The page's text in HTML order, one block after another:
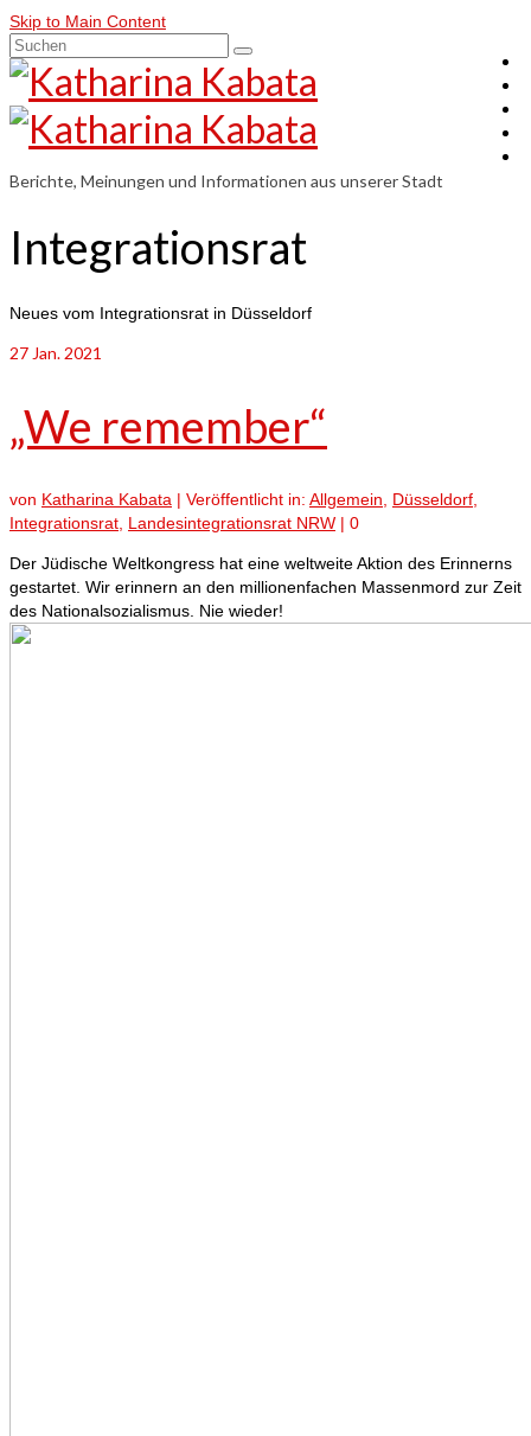
Skip to Main Content
Suchen
nach:
Berichte, Meinungen und Informationen aus unserer Stadt
Integrationsrat
Neues vom Integrationsrat in Düsseldorf
27 Jan. 2021
„We remember“
von Katharina Kabata | Veröffentlicht in: Allgemein Düsseldorf
Integrationsrat Landesintegrationsrat NRW | 0
Der Jüdische Weltkongress hat eine weltweite Aktion des Erinnerns
gestartet. Wir erinnern an den millionenfachen Massenmord zur Zeit
des Nationalsozialismus. Nie wieder!